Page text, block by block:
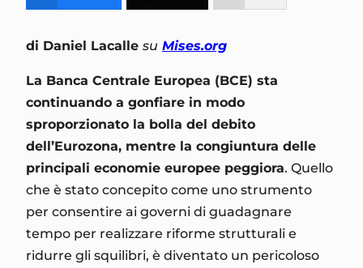
di Daniel Lacalle su Mises.org
La Banca Centrale Europea (BCE) sta
continuando a gonfiare in modo
sproporzionato la bolla del debito
dell’Eurozona, mentre la congiuntura delle
principali economie europee peggiora. Quello
che è stato concepito come uno strumento
per consentire ai governi di guadagnare
tempo per realizzare riforme strutturali e
ridurre gli squilibri, è diventato un pericoloso